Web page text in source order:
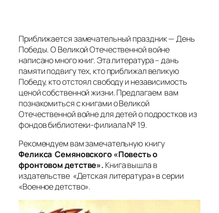
Приближается замечательный праздник — День
Победы. О Великой Отечественной войне
написано много книг. Эта литература – дань
памяти подвигу тех, кто приближал великую
Победу, кто отстоял свободу и независимость
ценой собственной жизни. Предлагаем вам
познакомиться с книгами о Великой
Отечественной войне для детей о подростков из
фондов библиотеки-филиала № 19.
Рекомендуем вам замечательную книгу
Феликса Семяновского «Повесть о
фронтовом детстве». Книга вышла в
издательстве «Детская литература» в серии
«Военное детство».